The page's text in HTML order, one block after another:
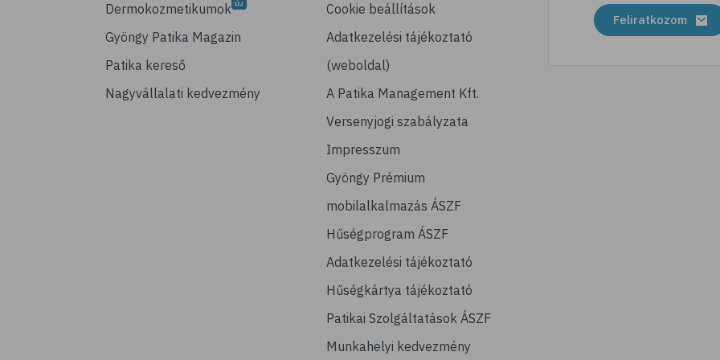
Dermokozmetikumok
Gyöngy Patika Magazin
Patika kereső
Nagyvállalati kedvezmény
Cookie beállítások
Adatkezelési tájékoztató
(weboldal)
A Patika Management Kft.
Versenyjogi szabályzata
Impresszum
Gyöngy Prémium
mobilalkalmazás ÁSZF
Hűségprogram ÁSZF
Adatkezelési tájékoztató
Hűségkártya tájékoztató
Patikai Szolgáltatások ÁSZF
Munkahelyi kedvezmény
Feliratkozom